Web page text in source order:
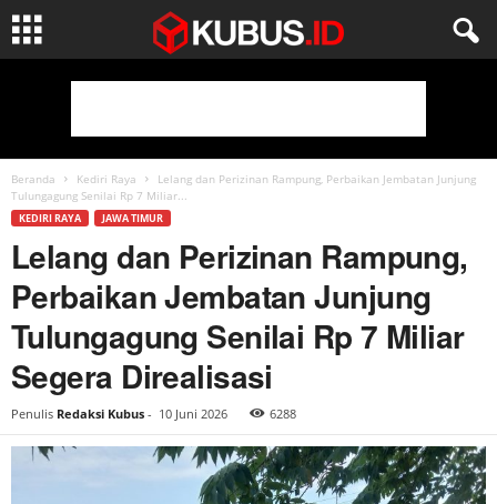
Beranda Kediri Raya
Lelang dan Perizinan Rampung, Perbaikan Jembatan Junjung
Tulungagung Senilai Rp 7 Miliar...
KEDIRI RAYA JAWA TIMUR
Lelang dan Perizinan Rampung,
Perbaikan Jembatan Junjung
Tulungagung Senilai Rp 7 Miliar
Segera Direalisasi
Penulis Redaksi Kubus - 10 Juni 2026 6288